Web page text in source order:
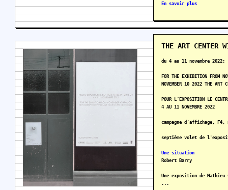
En savoir plus
THE ART CENTER
du 4 au 11 novembre 2022:
FOR THE EXHIBITION FROM
NOVEMBER 10 2022 THE ART
POUR L’EXPOSITION LE
4 AU 11 NOVEMBRE 2022
campagne d'affichage, F4,
septième volet de
Une situation
Robert Barry
Une exposition de
...